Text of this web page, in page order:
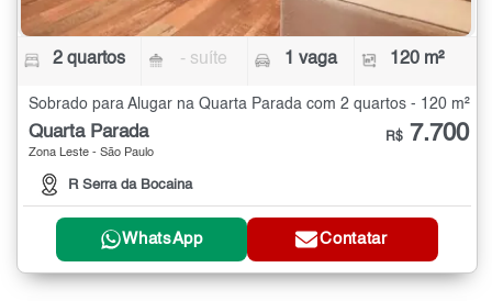
2 quartos - suíte 1 vaga 120 m²
Sobrado para Alugar na Quarta Parada com 2 quartos - 120 m²
Quarta Parada
Zona Leste - São Paulo
R Serra da Bocaina
R$ 7.700
WhatsApp Contatar